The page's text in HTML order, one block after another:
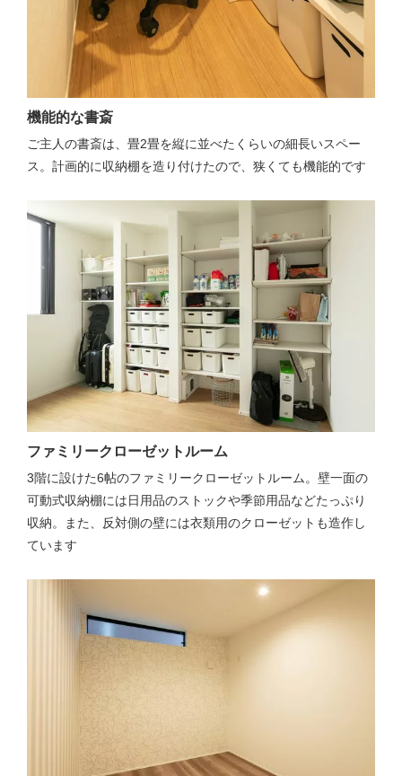
機能的な書斎
ご主人の書斎は、畳2畳を縦に並べたくらいの細長いスペー
ス。計画的に収納棚を造り付けたので、狭くても機能的です
ファミリークローゼットルーム
3階に設けた6帖のファミリークローゼットルーム。壁一面の
可動式収納棚には日用品のストックや季節用品などたっぷり
収納。また、反対側の壁には衣類用のクローゼットも造作し
ています